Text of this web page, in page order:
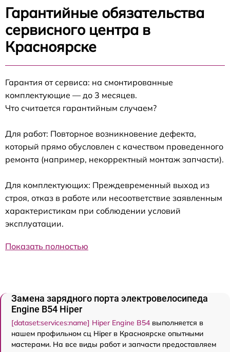
Гарантийные обязательства
сервисного центра в
Красноярске
Гарантия от сервиса: на смонтированные
комплектующие — до 3 месяцев.
Что считается гарантийным случаем?
Для работ: Повторное возникновение дефекта,
который прямо обусловлен с качеством проведенного
ремонта (например, некорректный монтаж запчасти).
Для комплектующих: Преждевременный выход из
строя, отказ в работе или несоответствие заявленным
характеристикам при соблюдении условий
эксплуатации.
Показать полностью
Замена зарядного порта электровелосипеда
Engine B54 Hiper
[dataset:services:name] Hiper Engine B54 выполняется в
нашем профильном сц Hiper в Красноярске опытными
мастерами. На все виды работ и запчасти предоставляем